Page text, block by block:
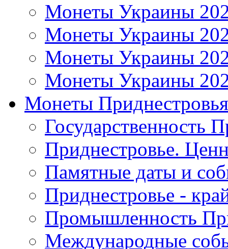
Монеты Украины
Монеты Украины
Монеты Украины
Монеты Украины
Монеты Приднестровья
Государственность
Приднестровье.
Памятные даты и
Приднестровье -
Промышленность
Международные